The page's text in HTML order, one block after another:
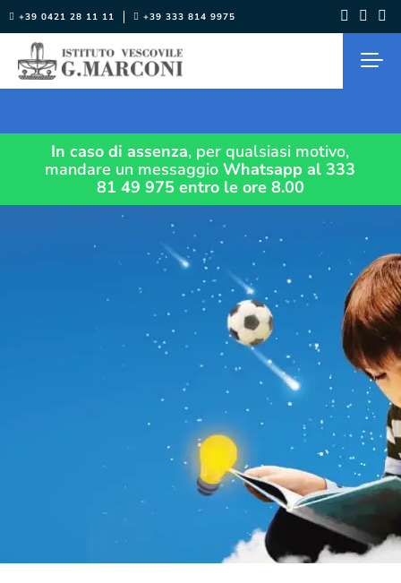
Salta
al
contenuto
+39 0421 28 11 11 +39 333 814 9975
In caso di assenza, per qualsiasi motivo,
mandare un messaggioWhatsapp al 333
81 49 975 entro le ore 8.00